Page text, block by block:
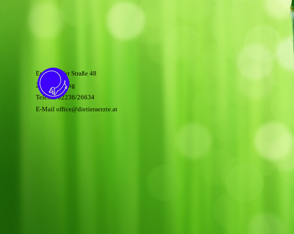
Enzersdorfer Straße 48
2340 Mödling
Telefon 02236/26634
E-Mail office@dietieraerzte.at